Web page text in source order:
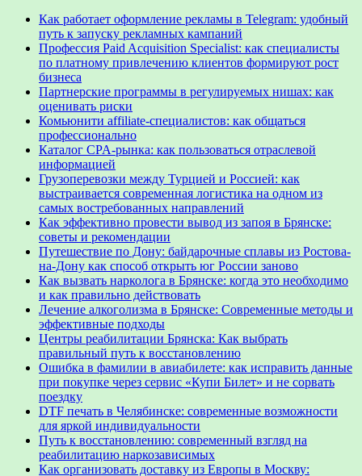
Как работает оформление рекламы в Telegram: удобный
путь к запуску рекламных кампаний
Профессия Paid Acquisition Specialist: как специалисты
по платному привлечению клиентов формируют рост
бизнеса
Партнерские программы в регулируемых нишах: как
оценивать риски
Комьюнити affiliate-специалистов: как общаться
профессионально
Каталог CPA-рынка: как пользоваться отраслевой
информацией
Грузоперевозки между Турцией и Россией: как
выстраивается современная логистика на одном из
самых востребованных направлений
Как эффективно провести вывод из запоя в Брянске:
советы и рекомендации
Путешествие по Дону: байдарочные сплавы из Ростова-
на-Дону как способ открыть юг России заново
Как вызвать нарколога в Брянске: когда это необходимо
и как правильно действовать
Лечение алкоголизма в Брянске: Современные методы и
эффективные подходы
Центры реабилитации Брянска: Как выбрать
правильный путь к восстановлению
Ошибка в фамилии в авиабилете: как исправить данные
при покупке через сервис «Купи Билет» и не сорвать
поездку
DTF печать в Челябинске: современные возможности
для яркой индивидуальности
Путь к восстановлению: современный взгляд на
реабилитацию наркозависимых
Как организовать доставку из Европы в Москву: